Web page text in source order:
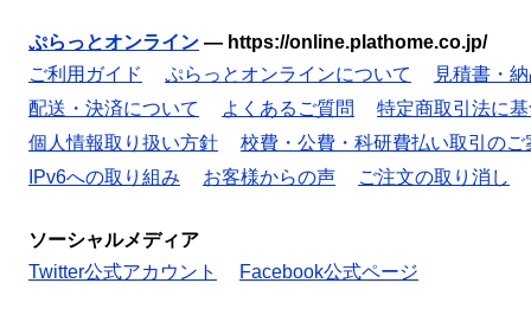
ぷらっとオンライン — https://online.plathome.co.jp/
ご利用ガイド
ぷらっとオンラインについて
見積書・
配送・決済について
よくあるご質問
特定商取引法に
個人情報取り扱い方針
校費・公費・科研費払い取引のご
IPv6への取り組み
お客様からの声 ご注文の取り消し
ソーシャルメディア
Twitter公式アカウント
Facebook公式ページ